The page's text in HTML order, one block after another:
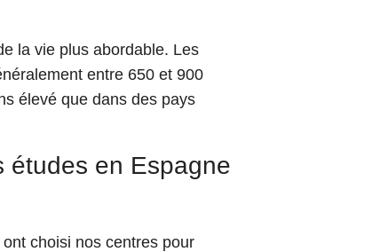
la vie plus abordable. Les
entre 650 et 900
élevé que dans des pays
études en Espagne
choisi nos centres pour